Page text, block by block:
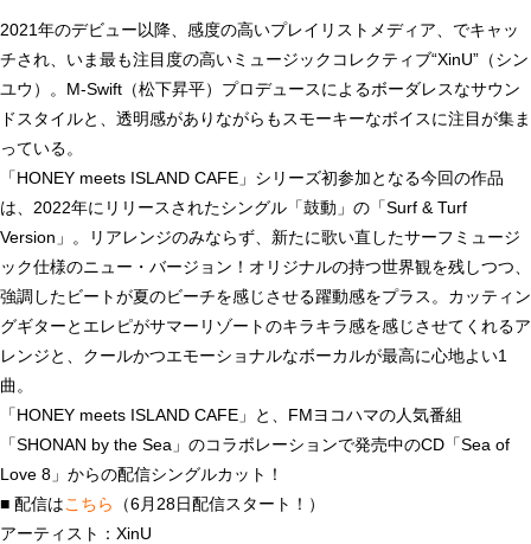
2021年のデビュー以降、感度の高いプレイリストメディア、でキャッ
チされ、いま最も注目度の高いミュージックコレクティブ“XinU”（シン
ユウ）。M-Swift（松下昇平）プロデュースによるボーダレスなサウン
ドスタイルと、透明感がありながらもスモーキーなボイスに注目が集ま
っている。
「HONEY meets ISLAND CAFE」シリーズ初参加となる今回の作品
は、2022年にリリースされたシングル「鼓動」の「Surf & Turf
Version」。リアレンジのみならず、新たに歌い直したサーフミュージ
ック仕様のニュー・バージョン！オリジナルの持つ世界観を残しつつ、
強調したビートが夏のビーチを感じさせる躍動感をプラス。カッティン
グギターとエレピがサマーリゾートのキラキラ感を感じさせてくれるア
レンジと、クールかつエモーショナルなボーカルが最高に心地よい1
曲。
「HONEY meets ISLAND CAFE」と、FMヨコハマの人気番組
「SHONAN by the Sea」のコラボレーションで発売中のCD「Sea of
Love 8」からの配信シングルカット！
■ 配信はこちら
（6月28日配信スタート！）
アーティスト：XinU